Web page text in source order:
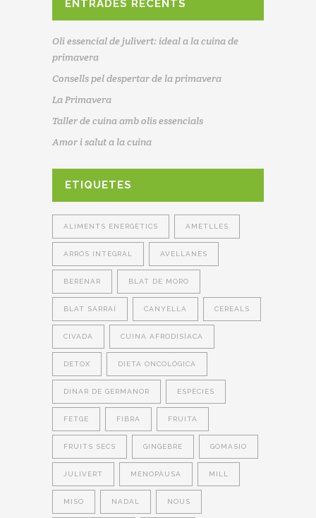
ENTRADES RECENTS
Oli essencial de julivert: ideal a la cuina de
primavera
Consells pel despertar de la primavera
La Primavera
Taller de cuina amb olis essencials
Amor i salut a la cuina
ETIQUETES
ALIMENTS ENERGÈTICS AMETLLES
ARRÒS INTEGRAL AVELLANES
BERENAR BLAT DE MORO
BLAT SARRAÍ CANYELLA CEREALS
CIVADA CUINA AFRODISÍACA
DETOX DIETA ONCOLÒGICA
DINAR DE GERMANOR ESPÈCIES
FETGE FIBRA FRUITA
FRUITS SECS GINGEBRE GOMASIO
JULIVERT MENOPÀUSA MILL
MISO NADAL NOUS